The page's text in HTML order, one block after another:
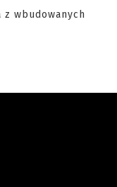
wbudowanych